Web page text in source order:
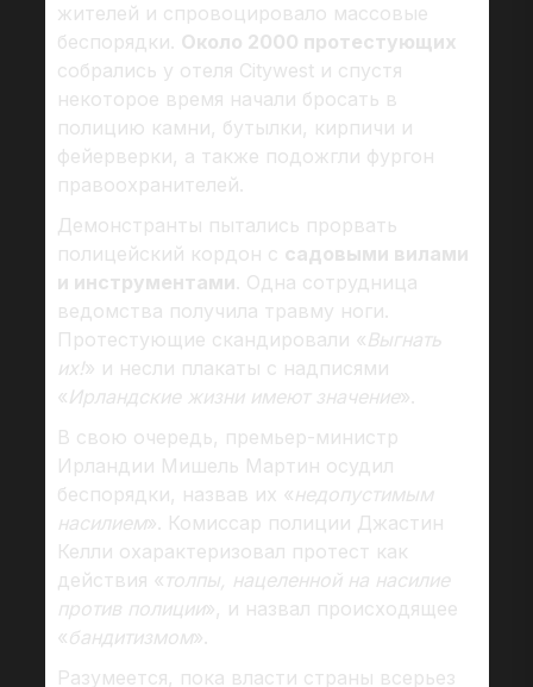
жителей и спровоцировало массовые
беспорядки. Около 2000 протестующих
собрались у отеля Citywest и спустя
некоторое время начали бросать в
полицию камни, бутылки, кирпичи и
фейерверки, а также подожгли фургон
правоохранителей.
Демонстранты пытались прорвать
полицейский кордон с садовыми вилами
и инструментами. Одна сотрудница
ведомства получила травму ноги.
Протестующие скандировали «Выгнать
их!» и несли плакаты с надписями
«Ирландские жизни имеют значение».
В свою очередь, премьер-министр
Ирландии Мишель Мартин осудил
беспорядки, назвав их «недопустимым
насилием». Комиссар полиции Джастин
Келли охарактеризовал протест как
действия « толпы, нацеленной на насилие
против полиции», и назвал происходящее
«бандитизмом».
Разумеется, пока власти страны всерьез